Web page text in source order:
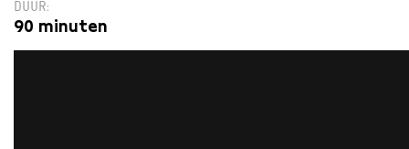
DUUR
90 minuten